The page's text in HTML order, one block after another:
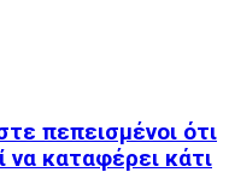
πεπεισμένοι ότι
να καταφέρει κάτι